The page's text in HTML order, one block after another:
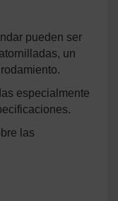
pueden ser
un
especialmente
las